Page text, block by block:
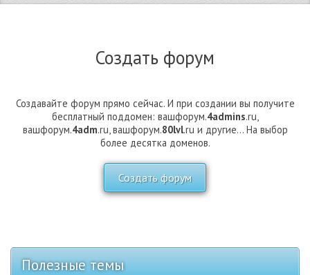
Создать форум
Создавайте форум прямо сейчас. И при создании вы получите
бесплатный поддомен: вашфорум.4admins.ru,
вашфорум.4adm.ru, вашфорум.80lvl.ru и другие... На выбор
более десятка доменов.
Создать форум
Полезные темы